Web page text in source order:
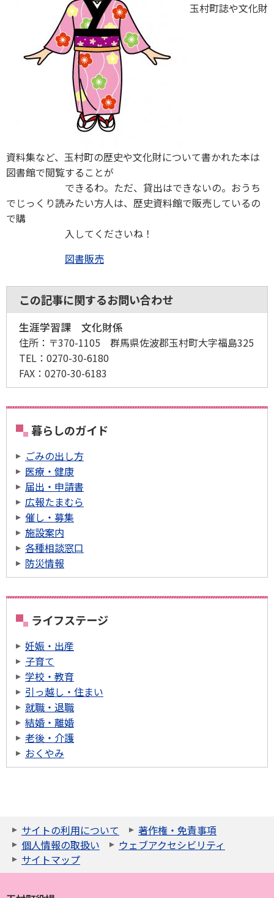
玉村町誌や文化財
資料集など、玉村町の歴史や文化財について書かれた本は
図書館で閲覧することが
できるわ。ただ、貸出はできないの。おうち
でじっくり読みたい方人は、歴史資料館で販売しているの
で購
入してくださいね！
図書販売
この記事に関するお問い合わせ
生涯学習課 文化財係
住所： 〒370-1105 群馬県佐波郡玉村町大字福島325
TEL： 0270-30-6180
FAX： 0270-30-6183
暮らしのガイド
ごみの出し方
医療・健康
届出・申請書
広報たまむら
催し・募集
施設案内
各種相談窓口
防災情報
ライフステージ
妊娠・出産
子育て
学校・教育
引っ越し・住まい
就職・退職
結婚・離婚
老後・介護
おくやみ
サイトの利用について
著作権・免責事項
個人情報の取扱い
ウェブアクセシビリティ
サイトマップ